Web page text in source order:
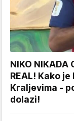
NIKO NIKADA
REAL! Kako
Kraljevima -
dolazi!